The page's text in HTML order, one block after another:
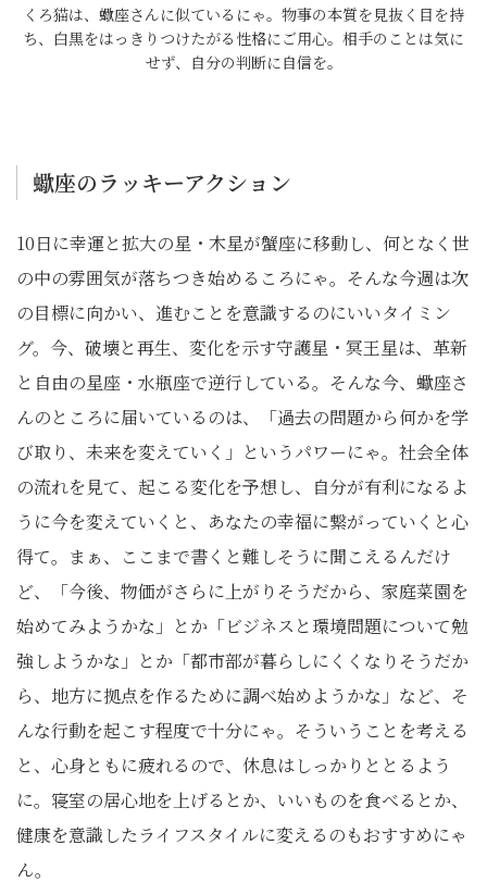
くろ猫は、蠍座さんに似ているにゃ。物事の本質を見抜く目を持
ち、白黒をはっきりつけたがる性格にご用心。相手のことは気に
せず、自分の判断に自信を。
蠍座のラッキーアクション
10日に幸運と拡大の星・木星が蟹座に移動し、何となく世
の中の雰囲気が落ちつき始めるころにゃ。そんな今週は次
の目標に向かい、進むことを意識するのにいいタイミン
グ。今、破壊と再生、変化を示す守護星・冥王星は、革新
と自由の星座・水瓶座で逆行している。そんな今、蠍座さ
んのところに届いているのは、「過去の問題から何かを学
び取り、未来を変えていく」というパワーにゃ。社会全体
の流れを見て、起こる変化を予想し、自分が有利になるよ
うに今を変えていくと、あなたの幸福に繋がっていくと心
得て。まぁ、ここまで書くと難しそうに聞こえるんだけ
ど、「今後、物価がさらに上がりそうだから、家庭菜園を
始めてみようかな」とか「ビジネスと環境問題について勉
強しようかな」とか「都市部が暮らしにくくなりそうだか
ら、地方に拠点を作るために調べ始めようかな」など、そ
んな行動を起こす程度で十分にゃ。そういうことを考える
と、心身ともに疲れるので、休息はしっかりととるよう
に。寝室の居心地を上げるとか、いいものを食べるとか、
健康を意識したライフスタイルに変えるのもおすすめにゃ
ん。